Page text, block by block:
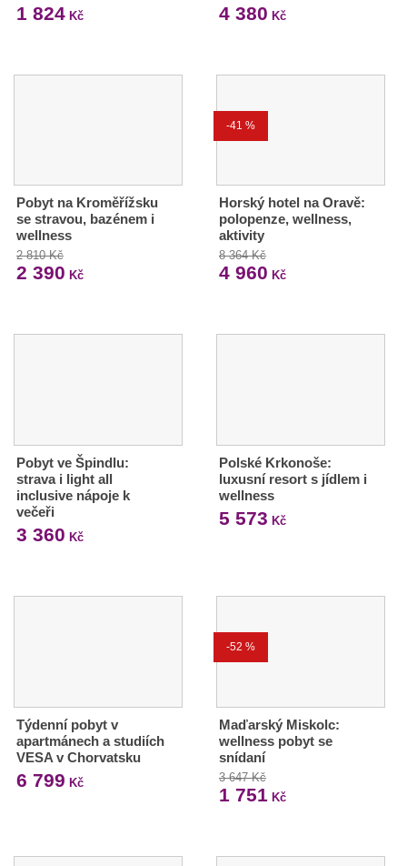
1 824 Kč 4 380 Kč
Pobyt na Kroměřížsku
se stravou, bazénem i
wellness
2 810 Kč
2 390 Kč
-41 %
Horský hotel na Oravě:
polopenze, wellness,
aktivity
8 364 Kč
4 960 Kč
Pobyt ve Špindlu:
strava i light all
inclusive nápoje k
večeři
3 360 Kč
Polské Krkonoše:
luxusní resort s jídlem i
wellness
5 573 Kč
Týdenní pobyt v
apartmánech a studiích
VESA v Chorvatsku
6 799 Kč
-52 %
Maďarský Miskolc:
wellness pobyt se
snídaní
3 647 Kč
1 751 Kč